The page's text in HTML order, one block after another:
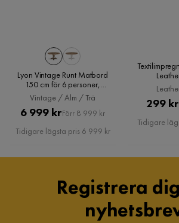
Oljan gjorde mina gamla möbler jättefina
6 år sedan
Mona
Till belåtenhet
Patrik K
Lyon Vintage Runt Matbord
150 cm för 6 personer,
Vintage / Alm / Trä
Vintage / Alm / Trä
Pris
6 999 krOriginal
Pris
Förr 8 999 kr
Tidigare lägsta pris 6 999 kr
299 kr
Tidigare
Registrera